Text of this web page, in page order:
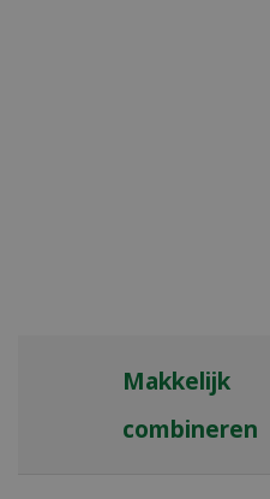
Makkelijk
combineren